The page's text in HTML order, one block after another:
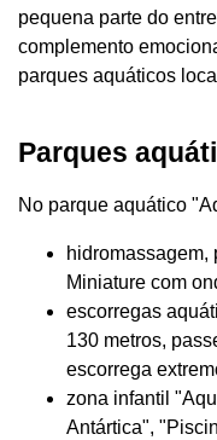
pequena parte do
complemento
parques aquáticos
Parques
No parque aquático
hidromassagem,
Miniature com
escorregas
130 metros,
escorrega
zona infantil
Antártica",